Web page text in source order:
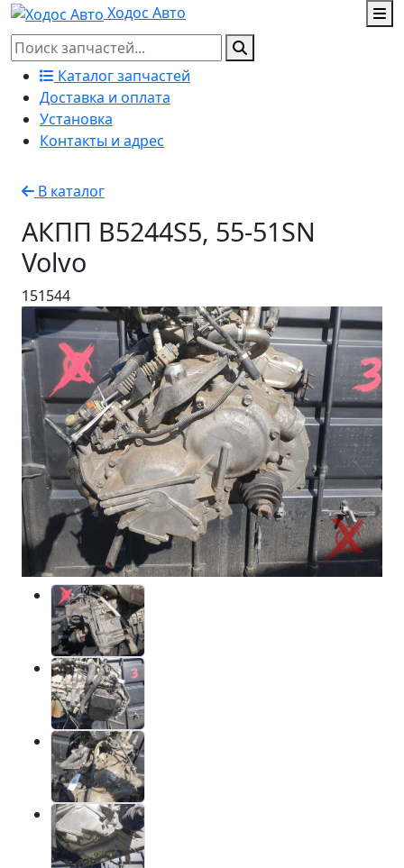
Ходос Авто
Каталог запчастей
Доставка и оплата
Установка
Контакты и адрес
В каталог
АКПП B5244S5, 55-51SN
Volvo
151544